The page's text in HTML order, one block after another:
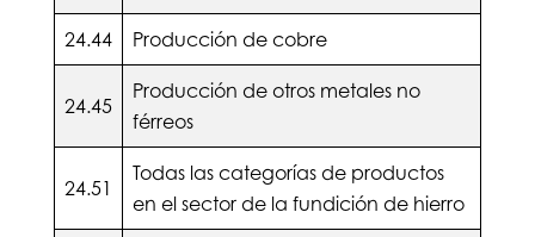
24.44 Producción de cobre
24.45
Producción de otros metales no
férreos
24.51
Todas las categorías de productos
en el sector de la fundición de hierro